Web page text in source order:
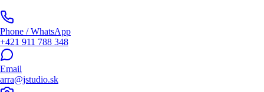
Phone / WhatsApp
+421 911 788 348
Email
arra@jstudio.sk